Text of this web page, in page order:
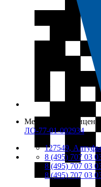
Медицинская
ЛО-77-01-002934
127549,
8 (495) 707 03
8 (495) 707 03
8 (495) 707 03